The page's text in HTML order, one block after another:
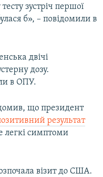
зустріч першої
б», – повідомили в
двічі
дозу.
в ОПУ.
що президент
результат
легкі симптоми
візит до США.